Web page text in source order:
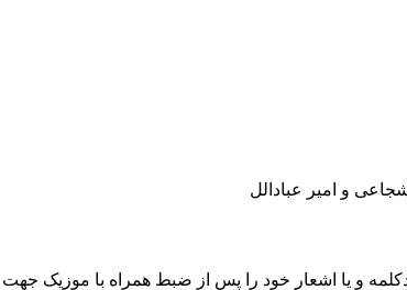
و امیر عبادالل
و یا اشعار خود را پس از ضبط همراه با موزیک